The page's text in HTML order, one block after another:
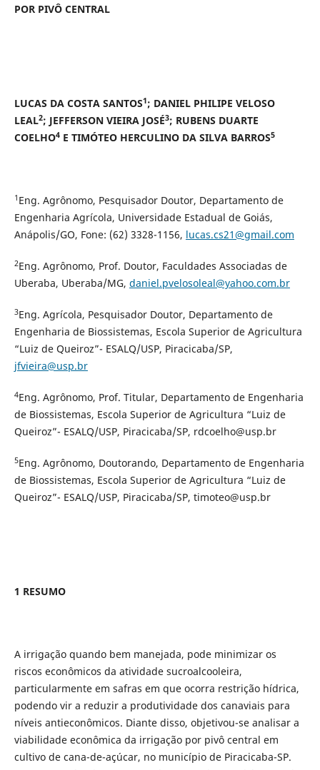
POR PIVÔ CENTRAL
LUCAS DA COSTA SANTOS1; DANIEL PHILIPE VELOSO
LEAL2; JEFFERSON VIEIRA JOSÉ3; RUBENS DUARTE
COELHO4E TIMÓTEO HERCULINO DA SILVA BARROS5
1 Eng. Agrônomo, Pesquisador Doutor, Departamento de
Engenharia Agrícola, Universidade Estadual de Goiás,
Anápolis/GO, Fone: (62) 3328-1156, lucas.cs21@gmail.com
2Eng. Agrônomo, Prof. Doutor, Faculdades Associadas de
Uberaba, Uberaba/MG, daniel.pvelosoleal@yahoo.com.br
3Eng. Agrícola, Pesquisador Doutor, Departamento de
Engenharia de Biossistemas, Escola Superior de Agricultura
“Luiz de Queiroz”- ESALQ/USP, Piracicaba/SP,
jfvieira@usp.br
4Eng. Agrônomo, Prof. Titular, Departamento de Engenharia
de Biossistemas, Escola Superior de Agricultura “Luiz de
Queiroz”- ESALQ/USP, Piracicaba/SP, rdcoelho@usp.br
5Eng. Agrônomo, Doutorando, Departamento de Engenharia
de Biossistemas, Escola Superior de Agricultura “Luiz de
Queiroz”- ESALQ/USP, Piracicaba/SP, timoteo@usp.br
1 RESUMO
A irrigação quando bem manejada, pode minimizar os
riscos econômicos da atividade sucroalcooleira,
particularmente em safras em que ocorra restrição hídrica,
podendo vir a reduzir a produtividade dos canaviais para
níveis antieconômicos. Diante disso, objetivou-se analisar a
viabilidade econômica da irrigação por pivô central em
cultivo de cana-de-açúcar, no município de Piracicaba-SP.